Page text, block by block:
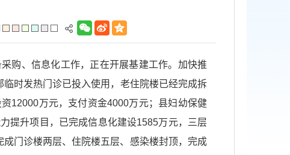
购、信息化工作，正在开展基建工作。加快推
时发热门诊已投入使用，老住院楼已经完成拆
12000万元，支付资金4000万元；县妇幼保健
提升项目，已完成信息化建设1585万元，三层
门诊楼两层、住院楼五层、感染楼封顶，完成